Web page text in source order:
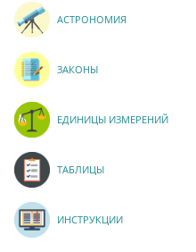
АСТРОНОМИЯ
ЗАКОНЫ
ЕДИНИЦЫ ИЗМЕРЕНИЙ
ТАБЛИЦЫ
ИНСТРУКЦИИ